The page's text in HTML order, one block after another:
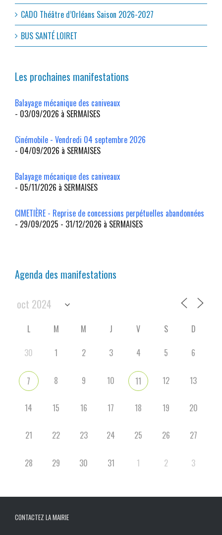
CADO Théâtre d’Orléans Saison 2026-2027
BUS SANTÉ LOIRET
Les prochaines manifestations
Balayage mécanique des caniveaux
- 03/09/2026 à SERMAISES
Cinémobile - Vendredi 04 septembre 2026
- 04/09/2026 à SERMAISES
Balayage mécanique des caniveaux
- 05/11/2026 à SERMAISES
CIMETIÈRE - Reprise de concessions perpétuelles abandonnées
- 29/09/2025 - 31/12/2026 à SERMAISES
Agenda des manifestations
L M M J V S
D
30
1 2 3 4 5 6
7 8 9 10 11 12 13
14 15 16 17 18 19 20
21 22 23 24 25 26 27
28 29 30 31 1 2 3
CONTACTEZ LA MAIRIE